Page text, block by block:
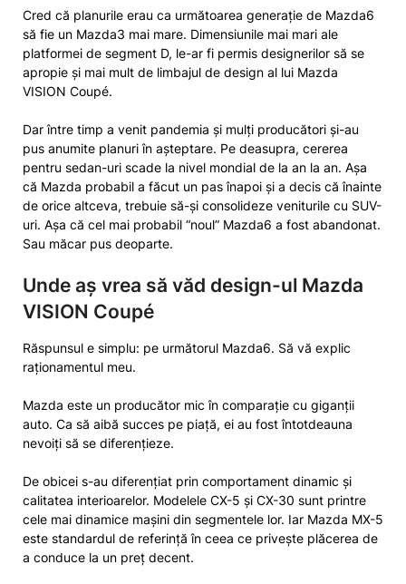
Cred că planurile erau ca următoarea generație de Mazda6
să fie un Mazda3 mai mare. Dimensiunile mai mari ale
platformei de segment D, le-ar fi permis designerilor să se
apropie și mai mult de limbajul de design al lui Mazda
VISION Coupé.
Dar între timp a venit pandemia și mulți producători și-au
pus anumite planuri în așteptare. Pe deasupra, cererea
pentru sedan-uri scade la nivel mondial de la an la an. Așa
că Mazda probabil a făcut un pas înapoi și a decis că înainte
de orice altceva, trebuie să-și consolideze veniturile cu SUV-
uri. Așa că cel mai probabil “noul” Mazda6 a fost abandonat.
Sau măcar pus deoparte.
Unde aș vrea să văd design-ul Mazda
VISION Coupé
Răspunsul e simplu: pe următorul Mazda6. Să vă explic
raționamentul meu.
Mazda este un producător mic în comparație cu giganții
auto. Ca să aibă succes pe piață, ei au fost întotdeauna
nevoiți să se diferențieze.
De obicei s-au diferențiat prin comportament dinamic și
calitatea interioarelor. Modelele CX-5 și CX-30 sunt printre
cele mai dinamice mașini din segmentele lor. Iar Mazda MX-5
este standardul de referință în ceea ce privește plăcerea de
a conduce la un preț decent.